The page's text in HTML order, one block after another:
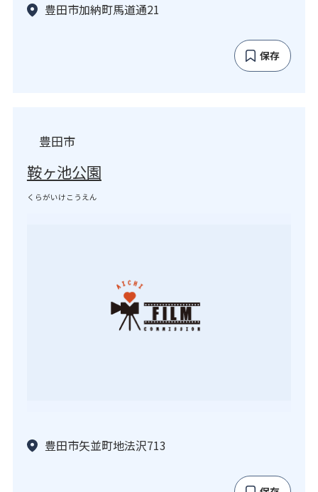
豊田市加納町馬道通21
保存
豊田市
鞍ヶ池公園
くらがいけこうえん
豊田市矢並町地法沢713